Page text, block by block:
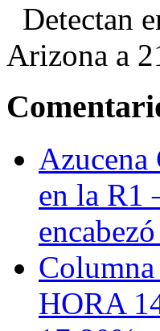
Detectan
Arizona a
Azucena
en la R1
HORA